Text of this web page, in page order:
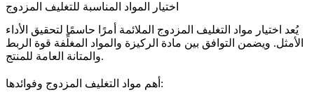
اختيار المواد المناسبة للتغليف المزدوج
يُعد اختيار مواد التغليف المزدوج الملائمة أمرًا حاسمًا لتحقيق الأداء
الأمثل. ويضمن التوافق بين مادة الركيزة والمواد المغلِّفة قوة الربط
والمتانة العامة للمنتج.
أهم مواد التغليف المزدوج وفوائدها: